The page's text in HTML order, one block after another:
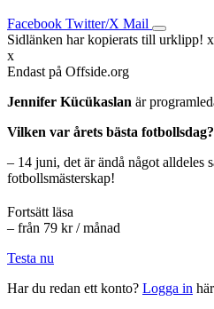
Facebook Twitter/X Mail
Sidlänken har kopierats till urklipp! x
x
Endast på Offside.org
Jennifer Kücükaslan är
Vilken var årets bästa fotbollsdag?
– 14 juni, det är ändå något alldeles
fotbollsmästerskap!
Fortsätt läsa
– från 79 kr / månad
Testa nu
Har du redan ett konto? Logga in